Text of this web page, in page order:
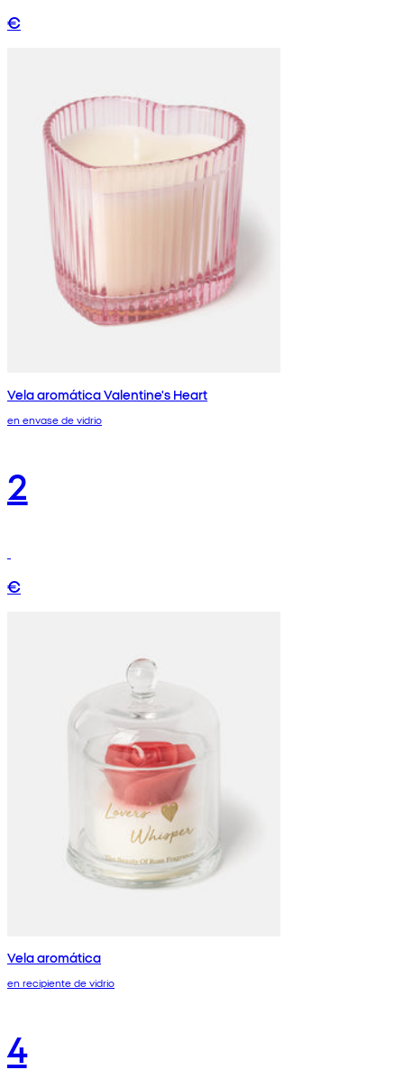
€
Vela aromática Valentine's Heart
en envase de vidrio
2
€
Vela aromática
en recipiente de vidrio
4